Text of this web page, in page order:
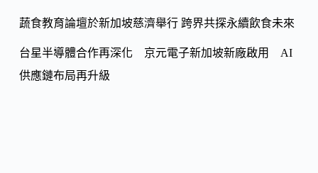
蔬食教育論壇於新加坡慈濟舉行 跨界共探永續飲食未來
台星半導體合作再深化 京元電子新加坡新廠啟用 AI
供應鏈布局再升級